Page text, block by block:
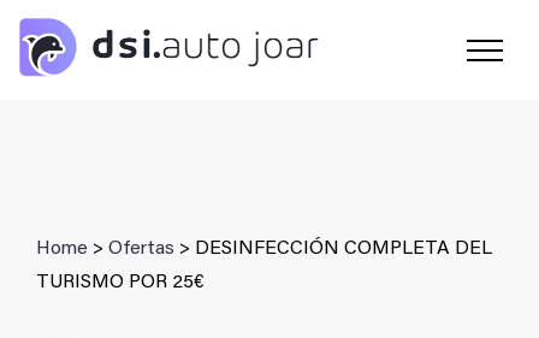
Saltar
contenido
Home > Ofertas > DESINFECCIÓN COMPLETA DEL
TURISMO POR 25€